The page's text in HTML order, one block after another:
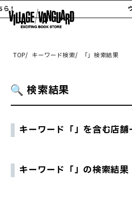
！
TOP キーワード検索 「」検索結果
検索結果
キーワード「」を含む店舗
キーワード「」の検索結果